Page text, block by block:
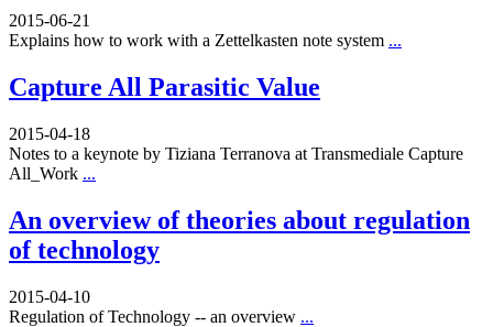
2015-06-21
Explains how to work with a Zettelkasten note system ...
Capture All Parasitic Value
2015-04-18
Notes to a keynote by Tiziana Terranova at Transmediale Capture
All_Work ...
An overview of theories about regulation
of technology
2015-04-10
Regulation of Technology -- an overview ...